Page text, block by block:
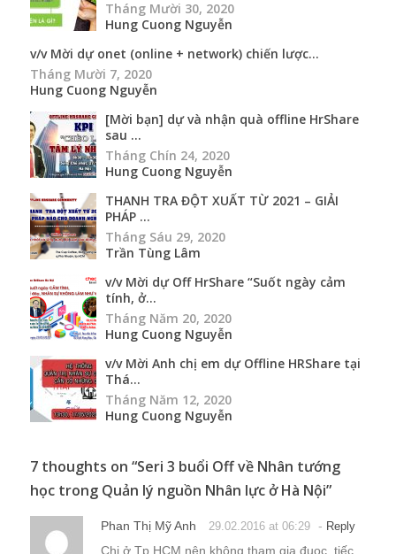
Tháng Mười 30, 2020
Hung Cuong Nguyễn
v/v Mời dự onet (online + network) chiến lược...
Tháng Mười 7, 2020
Hung Cuong Nguyễn
[Mời bạn] dự và nhận quà offline HrShare
sau ...
Tháng Chín 24, 2020
Hung Cuong Nguyễn
THANH TRA ĐỘT XUẤT TỪ 2021 – GIẢI
PHÁP ...
Tháng Sáu 29, 2020
Trần Tùng Lâm
v/v Mời dự Off HrShare “Suốt ngày cảm
tính, ở...
Tháng Năm 20, 2020
Hung Cuong Nguyễn
v/v Mời Anh chị em dự Offline HRShare tại
Thá...
Tháng Năm 12, 2020
Hung Cuong Nguyễn
7 thoughts on “Seri 3 buổi Off về Nhân tướng
học trong Quản lý nguồn Nhân lực ở Hà Nội”
Phan Thị Mỹ Anh 29.02.2016 at 06:29 - Reply